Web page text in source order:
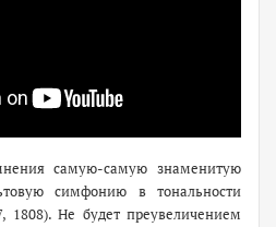
самую-самую знаменитую
симфонию в тональности
Не будет преувеличением